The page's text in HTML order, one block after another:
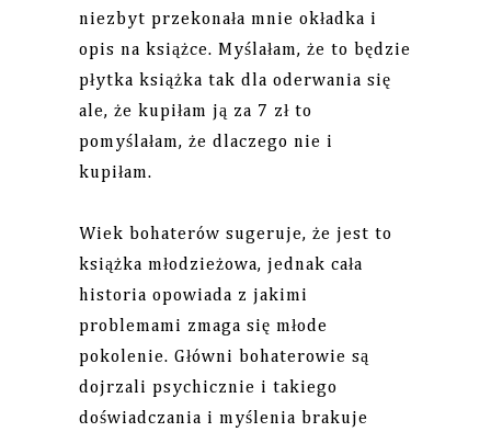
niezbyt przekonała mnie okładka i
opis na książce. Myślałam, że to będzie
płytka książka tak dla oderwania się
ale, że kupiłam ją za 7 zł to
pomyślałam, że dlaczego nie i
kupiłam.
Wiek bohaterów sugeruje, że jest to
książka młodzieżowa, jednak cała
historia opowiada z jakimi
problemami zmaga się młode
pokolenie. Główni bohaterowie są
dojrzali psychicznie i takiego
doświadczania i myślenia brakuje